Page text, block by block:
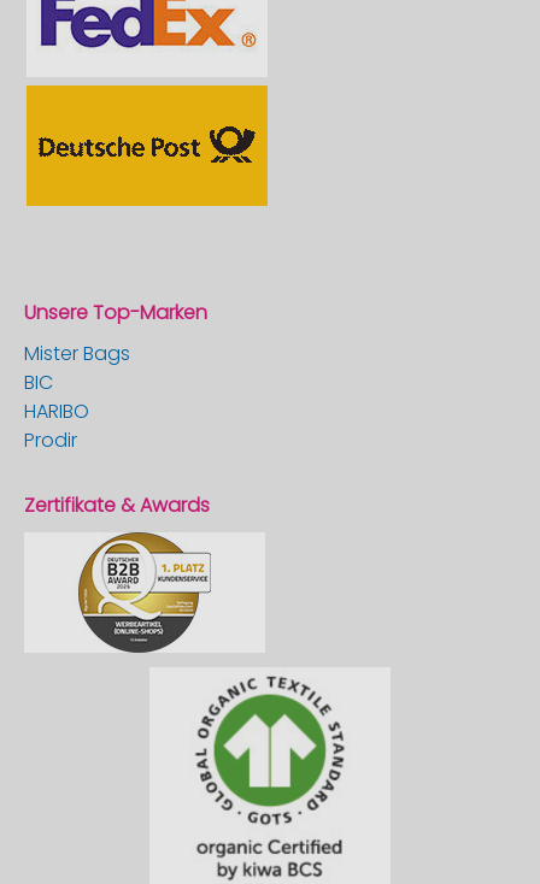
Unsere Top-Marken
Mister Bags
BIC
HARIBO
Prodir
Zertifikate & Awards